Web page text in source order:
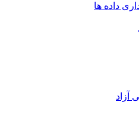
داده ها